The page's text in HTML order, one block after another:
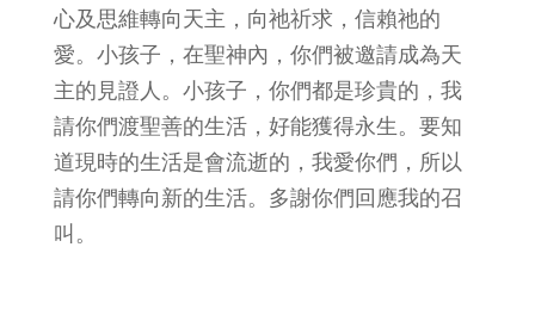
心及思維轉向天主，向祂祈求，信賴祂的
愛。小孩子，在聖神內，你們被邀請成為天
主的見證人。小孩子，你們都是珍貴的，我
請你們渡聖善的生活，好能獲得永生。要知
道現時的生活是會流逝的，我愛你們，所以
請你們轉向新的生活。多謝你們回應我的召
叫。